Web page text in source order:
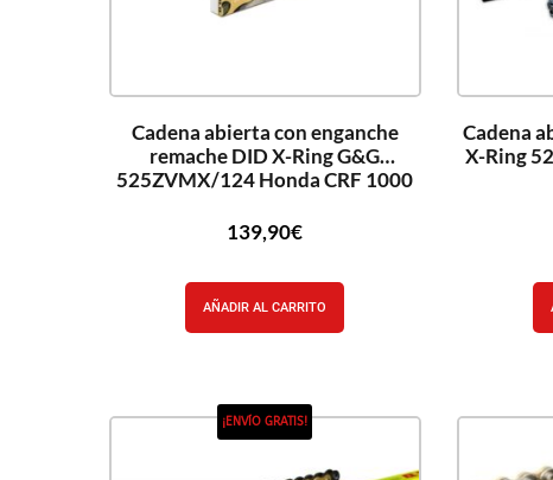
Cadena abierta con enganche
remache DID X-Ring G&G
525ZVMX/124 Honda CRF 1000
139,90€
AÑADIR AL CARRITO
Cadena
X-Ring
¡ENVÍO GRATIS!